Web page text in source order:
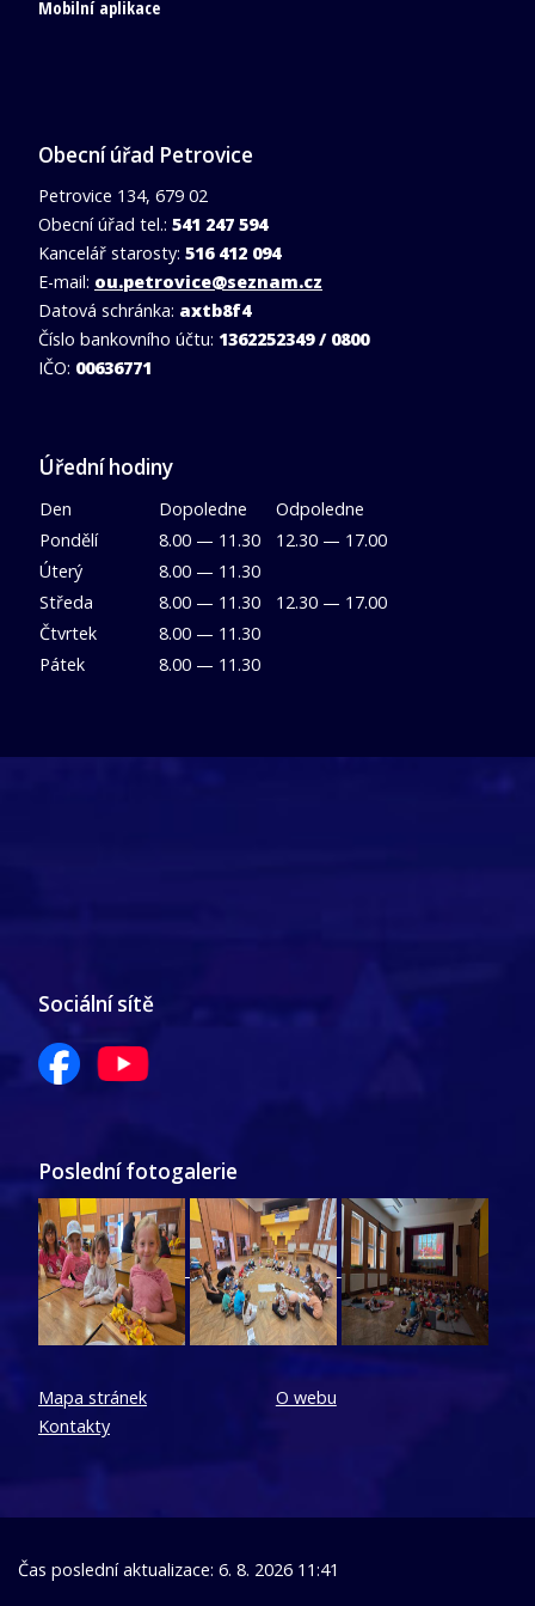
Mobilní aplikace
Obecní úřad Petrovice
Petrovice 134, 679 02
Obecní úřad tel.: 541 247 594
Kancelář starosty: 516 412 094
E-mail: ou.petrovice@seznam.cz
Datová schránka: axtb8f4
Číslo bankovního účtu: 1362252349 / 0800
IČO: 00636771
Úřední hodiny
Den Dopoledne
Odpoledne
Pondělí
8.00 — 11.30
12.30 — 17.00
Úterý
8.00 — 11.30
Středa
8.00 — 11.30
12.30 — 17.00
Čtvrtek
8.00 — 11.30
Pátek
8.00 — 11.30
Sociální sítě
Poslední fotogalerie
Mapa stránek
Kontakty
O webu
Čas poslední aktualizace: 6. 8. 2026 11:41